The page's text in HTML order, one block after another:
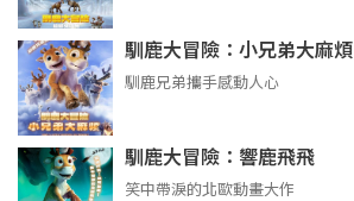
馴鹿大冒險：小兄弟大麻煩
馴鹿兄弟攜手感動人心
馴鹿大冒險：響鹿飛飛
笑中帶淚的北歐動畫大作